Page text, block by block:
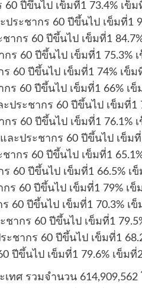
ปีขึ้นไป เข็มที่1 73.4% เข็ม
ระชากร 60 ปีขึ้นไป เข็มที่1
ากร 60 ปีขึ้นไป เข็มที่1
ร 60 ปีขึ้นไป เข็มที่1 75.3%
60 ปีขึ้นไป เข็มที่1 74% เข็ม
ร 60 ปีขึ้นไป เข็มที่1 66% เข็
ประชากร 60 ปีขึ้นไป เข็มที่1
ร 60 ปีขึ้นไป เข็มที่1 76.1%
ละประชากร 60 ปีขึ้นไป เข็มที่
ากร 60 ปีขึ้นไป เข็มที่1
60 ปีขึ้นไป เข็มที่1 66.5% เข็
ร 60 ปีขึ้นไป เข็มที่1 79% เข็
60 ปีขึ้นไป เข็มที่1 70.3% เข็
ากร 60 ปีขึ้นไป เข็มที่1
ชากร 60 ปีขึ้นไป เข็มที่1
ปีขึ้นไป เข็มที่1 79.6% เข็มที่
ทศ รวมจำนวน 614,909,562